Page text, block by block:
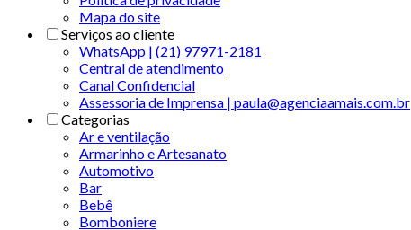
Mapa do site
Serviços ao cliente
WhatsApp | (21) 97971-2181
Central de atendimento
Canal Confidencial
Assessoria de Imprensa | paula@agenciaamais.com.br
Categorias
Ar e ventilação
Armarinho e Artesanato
Automotivo
Bar
Bebê
Bomboniere